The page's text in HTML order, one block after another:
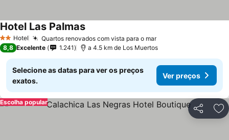
2 Estrelas
Hotel Quartos renovados com vista para o mar
Hotel Las Palmas
8,8 Excelente 1.241 a 4.5 km de Los Muertos
Selecione as datas para ver os preços
exatos.
Ver preços
Partilhar
Escolha popular